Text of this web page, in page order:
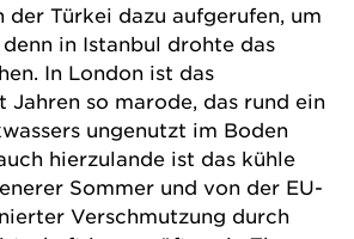
der Türkei dazu aufgerufen, um
in Istanbul drohte das
In London ist das
Jahren so marode, das rund ein
ungenutzt im Boden
hierzulande ist das kühle
Sommer und von der EU-
Verschmutzung durch